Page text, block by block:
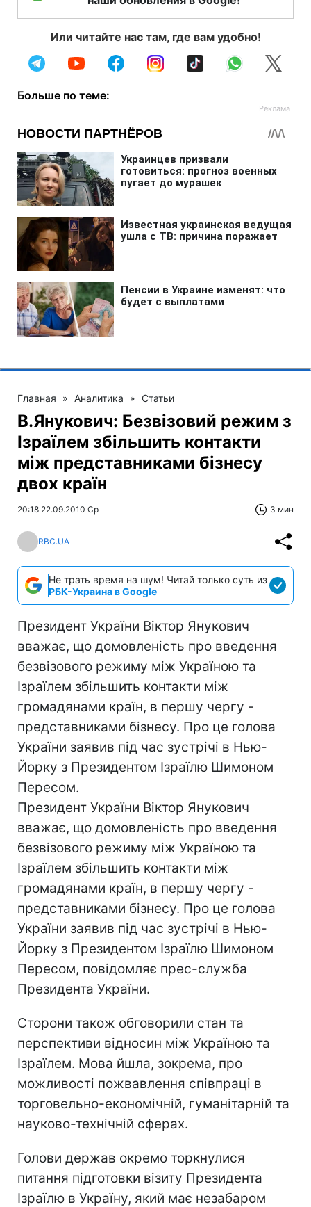
Или читайте нас там, где вам удобно!
Больше по теме:
Главная » Аналитика » Статьи
В.Янукович: Безвізовий режим з
Ізраїлем збільшить контакти
між представниками бізнесу
двох країн
20:18 22.09.2010 Ср 3 мин
RBC.UA
Не трать время на шум! Читай только суть из
РБК-Украина в Google
Президент України Віктор Янукович
вважає, що домовленість про введення
безвізового режиму між Україною та
Ізраїлем збільшить контакти між
громадянами країн, в першу чергу -
представниками бізнесу. Про це голова
України заявив під час зустрічі в Нью-
Йорку з Президентом Ізраїлю Шимоном
Пересом.
Президент України Віктор Янукович
вважає, що домовленість про введення
безвізового режиму між Україною та
Ізраїлем збільшить контакти між
громадянами країн, в першу чергу -
представниками бізнесу. Про це голова
України заявив під час зустрічі в Нью-
Йорку з Президентом Ізраїлю Шимоном
Пересом, повідомляє прес-служба
Президента України.
Сторони також обговорили стан та
перспективи відносин між Україною та
Ізраїлем. Мова йшла, зокрема, про
можливості пожвавлення співпраці в
торговельно-економічній, гуманітарній та
науково-технічній сферах.
Голови держав окремо торкнулися
питання підготовки візиту Президента
Ізраїлю в Україну, який має незабаром